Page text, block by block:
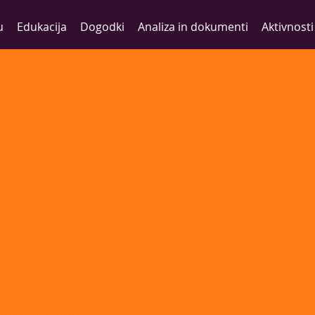
Edukacija Dogodki Analiza in dokumenti Aktivnosti